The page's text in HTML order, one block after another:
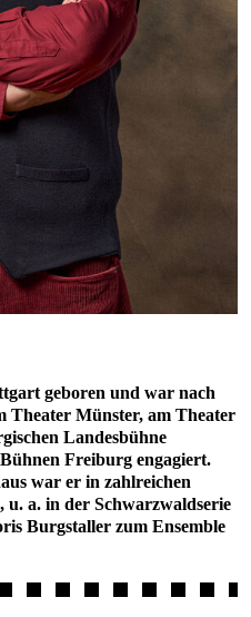
geboren und war nach
Theater Münster, am Theater
Landesbühne
Freiburg engagiert.
war er in zahlreichen
u. a. in der Schwarzwaldserie
Burgstaller zum Ensemble